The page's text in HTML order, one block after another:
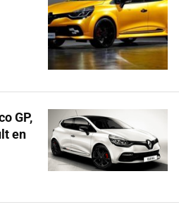
GP,
en